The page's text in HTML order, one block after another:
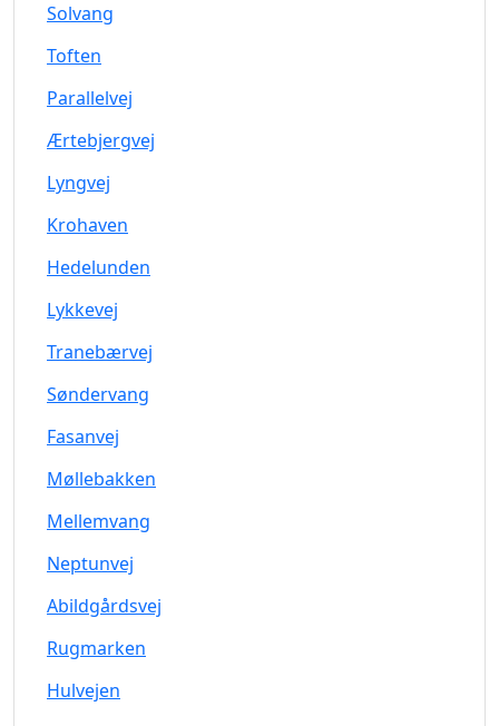
Solvang
Toften
Parallelvej
Ærtebjergvej
Lyngvej
Krohaven
Hedelunden
Lykkevej
Tranebærvej
Søndervang
Fasanvej
Møllebakken
Mellemvang
Neptunvej
Abildgårdsvej
Rugmarken
Hulvejen